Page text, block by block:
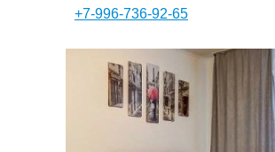
+7-996-736-92-65